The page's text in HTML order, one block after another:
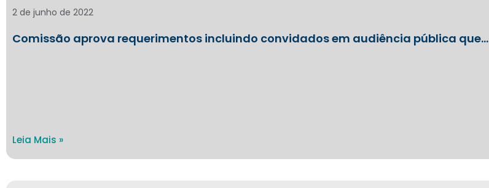
Comissão aprova requerimentos incluindo convidados em audiência pública que…
2 de junho de 2022
Leia Mais »